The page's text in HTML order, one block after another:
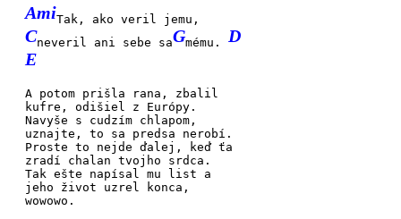
AmiTak, ako veril jemu,
Cneveril ani sebe saGmému.D
E
A potom prišla rana, zbalil
kufre, odišiel z Eu rópy.
Navyše s cudzím chlapom,
uznajte, to sa predsa ne robí.
Proste to nejde ďalej,
keď ťa
zradí chalan tvojho srdca.
Tak ešte napísal mu
list a
jeho život uzrel
konca,
wowowo.